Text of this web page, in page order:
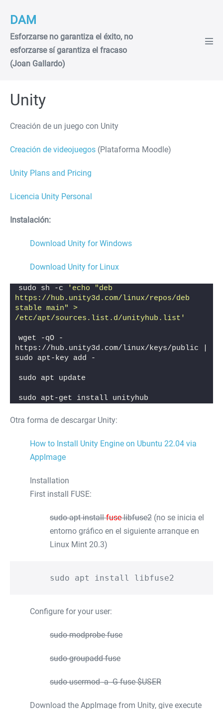
contenido
DAM
Esforzarse no garantiza el éxito, no
esforzarse sí garantiza el fracaso
(Joan Gallardo)
Unity
Creación de un juego con Unity
Creación de videojuegos (Plataforma Moodle)
Unity Plans and Pricing
Licencia Unity Personal
Instalación:
Download Unity for Windows
Download Unity for Linux
sudo sh -c
'echo "deb
https://hub.unity3d.com/linux/repos/deb
stable main" >
/etc/apt/sources.list.d/unityhub.list'
wget -qO -
https://hub.unity3d.com/linux/keys/public |
sudo apt-key add -
sudo apt update
sudo apt-get install unityhub
Otra forma de descargar Unity:
How to Install Unity Engine on Ubuntu 22.04 via
AppImage
Installation
First install FUSE:
sudo apt installfuselibfuse2 (no se inicia el
entorno gráfico en el siguiente arranque en
Linux Mint 20.3)
sudo apt install libfuse2
Configure for your user:
sudo modprobe fuse
sudo groupadd fuse
sudo usermod -a -G fuse $USER
Download the AppImage from Unity, give execute